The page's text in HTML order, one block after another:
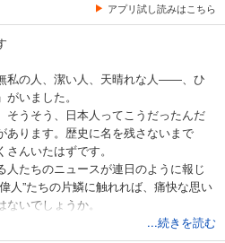
アプリ試し読みはこちら
私の人、潔い人、天晴れな人――、ひ
いました。
そうそう、日本人ってこうだったんだ
あります。歴史に名を残さないまで
んいたはずです。
人たちのニュースが連日のように報じ
人”たちの片鱗に触れれば、痛快な思い
いでしょうか。
...続きを読む